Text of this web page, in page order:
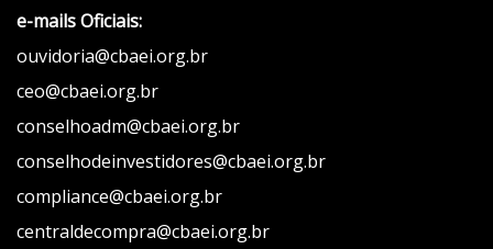
e-mails Oficiais:
ouvidoria@cbaei.org.br
ceo@cbaei.org.br
conselhoadm@cbaei.org.br
conselhodeinvestidores@cbaei.org.br
compliance@cbaei.org.br
centraldecompra@cbaei.org.br